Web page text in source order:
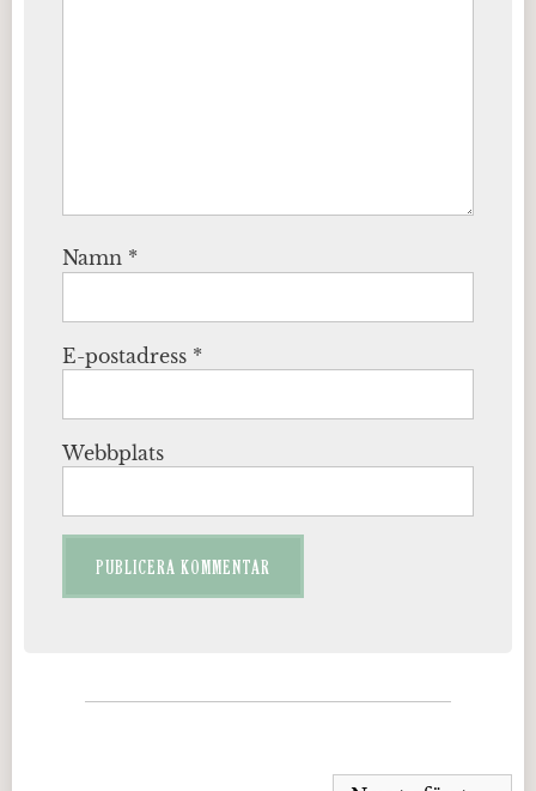
Namn *
E-postadress *
Webbplats